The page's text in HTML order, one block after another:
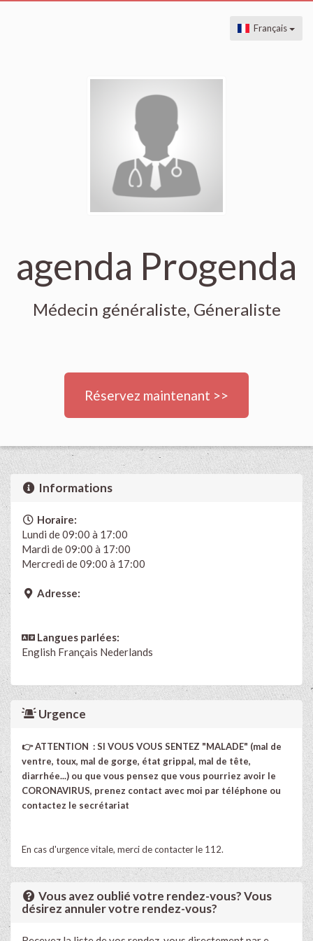
Français
agenda Progenda
Médecin généraliste, Géneraliste
Réservez maintenant >>
Informations
Horaire:
Lundi de 09:00 à 17:00
Mardi de 09:00 à 17:00
Mercredi de 09:00 à 17:00
Adresse:
Langues parlées:
English Français Nederlands
Urgence
👉 ATTENTION : SI VOUS VOUS SENTEZ "MALADE" (mal de
ventre, toux, mal de gorge, état grippal, mal de tête,
diarrhée...) ou que vous pensez que vous pourriez avoir le
CORONAVIRUS, prenez contact avec moi par téléphone ou
contactez le secrétariat
En cas d'urgence vitale, merci de contacter le 112.
Vous avez oublié votre rendez-vous? Vous
désirez annuler votre rendez-vous?